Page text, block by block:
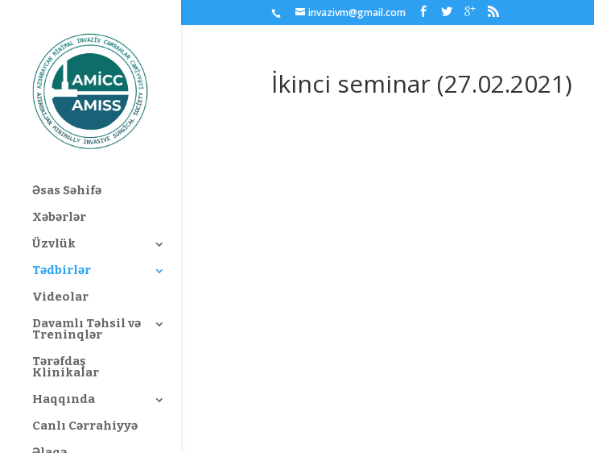
invazivm@gmail.com
Əsas Səhifə
Xəbərlər
Üzvlük
Tədbirlər
Videolar
Davamlı Təhsil və
Treninqlər
Tərəfdaş
Klinikalar
Haqqında
Canlı Cərrahiyyə
İkinci seminar (27.02.2021)